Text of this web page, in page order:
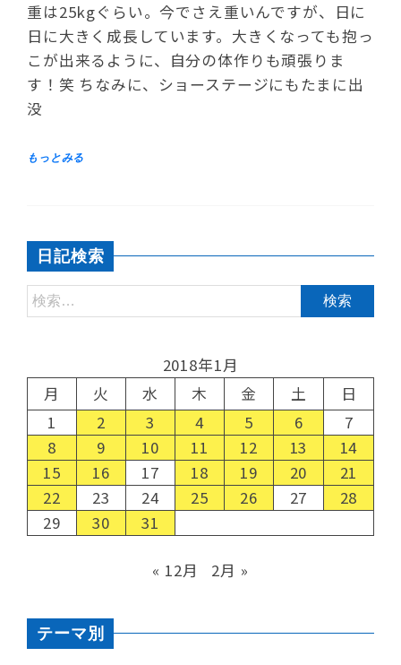
重は25kgぐらい。今でさえ重いんですが、日に
日に大きく成長しています。大きくなっても抱っ
こが出来るように、自分の体作りも頑張りま
す！笑 ちなみに、ショーステージにもたまに出
没
日記検索
2018年1月
月
火 水 木 金 土
日
1
2 3 4 5 6
7
8
9 10 11 12 13
14
15
16 17 18 19 20
21
22
23 24 25 26 27
28
29
30 31
« 12月 2月 »
テーマ別